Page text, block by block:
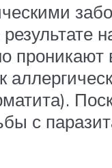
проникают
с